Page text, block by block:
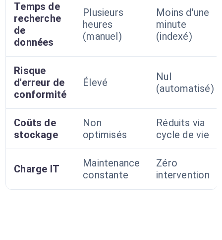
Temps de
recherche
de
données
Plusieurs
heures
(manuel)
Moins d'une
minute
(indexé)
Risque
d'erreur de
conformité
Élevé
Nul
(automatisé)
Coûts de
stockage
Non
optimisés
Réduits via
cycle de vie
Charge IT
Maintenance
constante
Zéro
intervention